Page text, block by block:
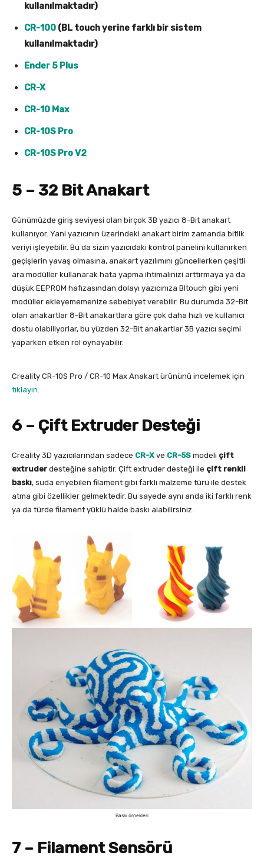
kullanılmaktadır)
CR-100 (BL touch yerine farklı bir sistem
kullanılmaktadır)
Ender 5 Plus
CR-X
CR-10 Max
CR-10S Pro
CR-10S Pro V2
5 – 32 Bit Anakart
Günümüzde giriş seviyesi olan birçok 3B yazıcı 8-Bit anakart
kullanıyor. Yani yazıcının üzerindeki anakart birim zamanda bitlik
veriyi işleyebilir. Bu da sizin yazıcıdaki kontrol panelini kullanırken
geçişlerin yavaş olmasına, anakart yazılımını güncellerken çeşitli
ara modüller kullanarak hata yapma ihtimalinizi arttırmaya ya da
düşük EEPROM hafızasından dolayı yazıcınıza Bltouch gibi yeni
modüller ekleyememenize sebebiyet verebilir. Bu durumda 32-Bit
olan anakartlar 8-Bit anakartlara göre çok daha hızlı ve kullanıcı
dostu olabiliyorlar, bu yüzden 32-Bit anakartlar 3B yazıcı seçimi
yaparken etken rol oynayabilir.
Creality CR-10S Pro / CR-10 Max Anakart ürününü incelemek için
tıklayın.
6 – Çift Extruder Desteği
Creality 3D yazıcılarından sadece CR-X ve CR-5S modeli çift
extruder desteğine sahiptir. Çift extruder desteği ile çift renkli
baskı, suda eriyebilen filament gibi farklı malzeme türü ile destek
atma gibi özellikler gelmektedir. Bu sayede aynı anda iki farklı renk
ya da türde filament yüklü halde baskı alabilirsiniz.
Baskı örnekleri
7 – Filament Sensörü